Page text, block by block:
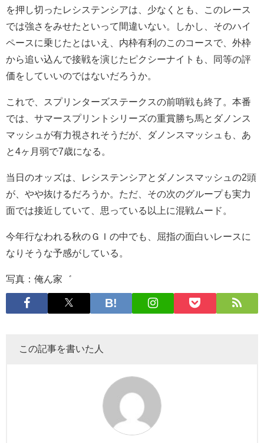
を押し切ったレシステンシアは、少なくとも、このレース
では強さをみせたといって間違いない。しかし、そのハイ
ペースに乗じたとはいえ、内枠有利のこのコースで、外枠
から追い込んで接戦を演じたピクシーナイトも、同等の評
価をしていいのではないだろうか。
これで、スプリンターズステークスの前哨戦も終了。本番
では、サマースプリントシリーズの重賞勝ち馬とダノンス
マッシュが有力視されそうだが、ダノンスマッシュも、あ
と4ヶ月弱で7歳になる。
当日のオッズは、レシステンシアとダノンスマッシュの2頭
が、やや抜けるだろうか。ただ、その次のグループも実力
面では接近していて、思っている以上に混戦ムード。
今年行なわれる秋のＧＩの中でも、屈指の面白いレースに
なりそうな予感がしている。
写真：俺ん家゛
この記事を書いた人